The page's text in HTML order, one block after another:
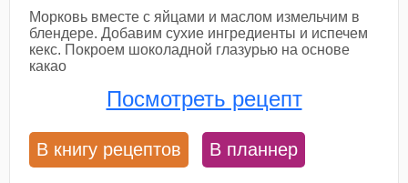
Морковь вместе с яйцами и маслом измельчим в
блендере. Добавим сухие ингредиенты и испечем
кекс. Покроем шоколадной глазурью на основе
какао
Посмотреть рецепт
В книгу рецептов В планнер